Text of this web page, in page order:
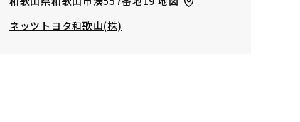
ネッツトヨタ和歌山(株)